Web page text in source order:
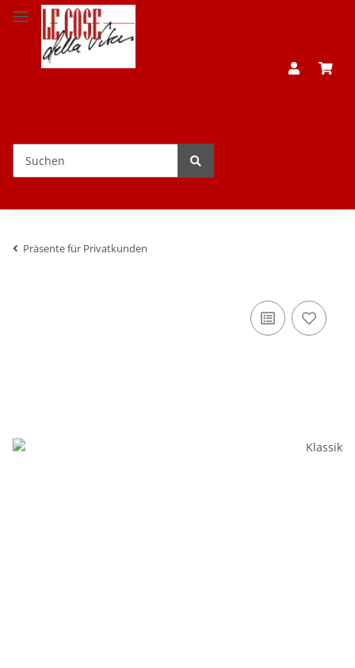
Präsente für Privatkunden